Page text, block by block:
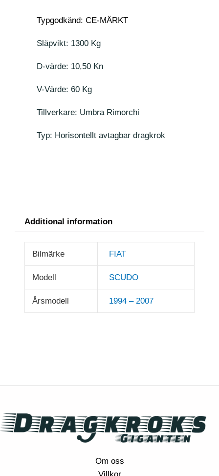
Typgodkänd: CE-MÄRKT
Släpvikt: 1300 Kg
D-värde: 10,50 Kn
V-Värde: 60 Kg
Tillverkare: Umbra Rimorchi
Typ: Horisontellt avtagbar dragkrok
Additional information
Bilmärke FIAT
Modell SCUDO
Årsmodell 1994 – 2007
Om oss